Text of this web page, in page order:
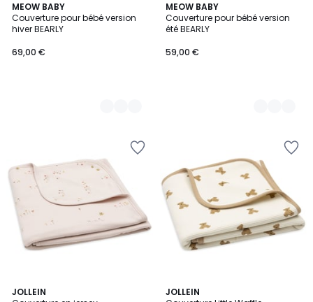
MEOW BABY
Couverture pour bébé version
hiver BEARLY
69,00 €
2
Couleurs
MEOW BABY
Couverture pour bébé version
été BEARLY
59,00 €
2
Couleurs
JOLLEIN
JOLLEIN